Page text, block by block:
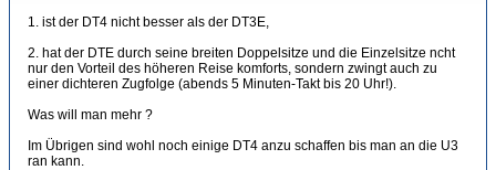
1. ist der DT4 nicht besser als der DT3E,
2. hat der DTE durch seine breiten Doppelsitze und die Einzelsitze ncht
nur den Vorteil des höheren Reise komforts, sondern zwingt auch zu
einer dichteren Zugfolge (abends 5 Minuten-Takt bis 20 Uhr!).
Was will man mehr ?
Im Übrigen sind wohl noch einige DT4 anzu schaffen bis man an die U3
ran kann.